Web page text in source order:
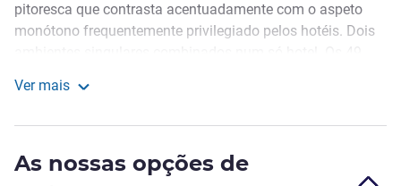
Descrição
pitoresca que contrasta acentuadamente com o aspeto
monótono frequentemente privilegiado pelos hotéis. Dois
locais e apresentam Frankfurt como uma metrópole
das Nações Unidas em Nova Iorque.
Ver mais
As nossas opções de